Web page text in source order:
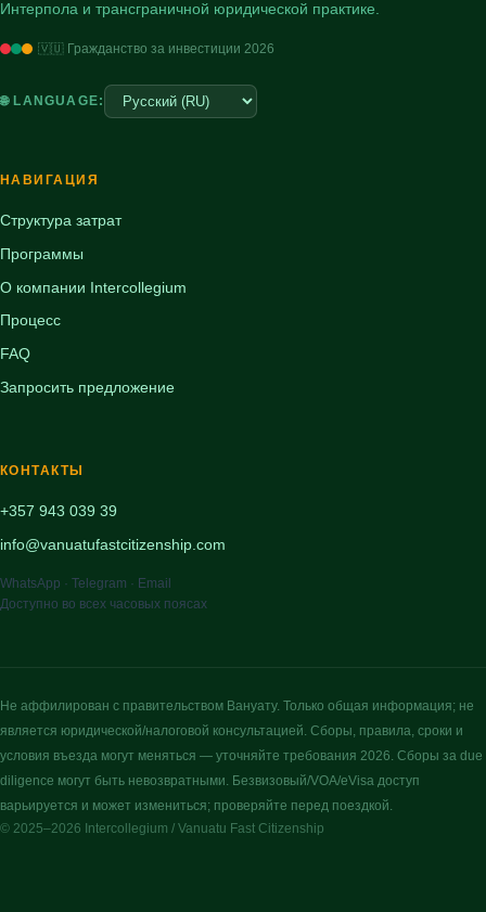
Интерпола и трансграничной юридической практике.
🇻🇺 Гражданство за инвестиции 2026
🌐 LANGUAGE:
НАВИГАЦИЯ
Структура затрат
Программы
О компании Intercollegium
Процесс
FAQ
Запросить предложение
КОНТАКТЫ
+357 943 039 39
info@vanuatufastcitizenship.com
WhatsApp · Telegram · Email
Доступно во всех часовых поясах
Не аффилирован с правительством Вануату. Только общая информация; не
является юридической/налоговой консультацией. Сборы, правила, сроки и
условия въезда могут меняться — уточняйте требования 2026. Сборы за due
diligence могут быть невозвратными. Безвизовый/VOA/eVisa доступ
варьируется и может измениться; проверяйте перед поездкой.
© 2025–2026 Intercollegium / Vanuatu Fast Citizenship